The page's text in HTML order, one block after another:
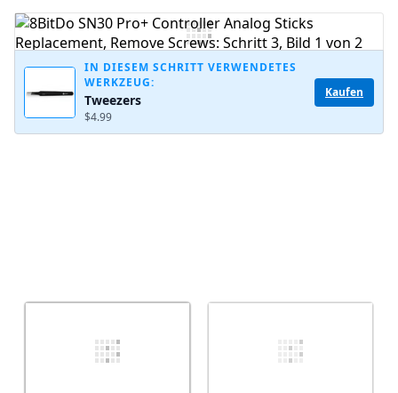
Kommentar hinzufügen
Kommentieren
IN DIESEM SCHRITT VERWENDETES
WERKZEUG:
Tweezers
$4.99
Kaufen